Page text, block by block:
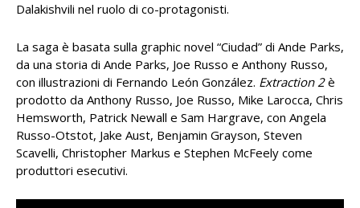
Dalakishvili nel ruolo di co-protagonisti.
La saga è basata sulla graphic novel “Ciudad” di Ande Parks,
da una storia di Ande Parks, Joe Russo e Anthony Russo,
con illustrazioni di Fernando León González. Extraction 2è
prodotto da Anthony Russo, Joe Russo, Mike Larocca, Chris
Hemsworth, Patrick Newall e Sam Hargrave, con Angela
Russo-Otstot, Jake Aust, Benjamin Grayson, Steven
Scavelli, Christopher Markus e Stephen McFeely come
produttori esecutivi.